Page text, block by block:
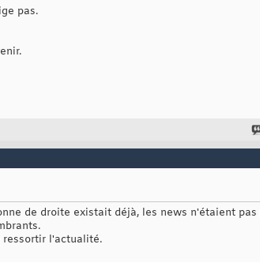
pas.
de droite existait déjà, les news n'étaient
ressortir l'actualité.